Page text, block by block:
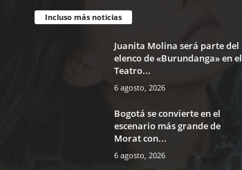
Incluso más noticias
Juanita Molina será parte del
elenco de «Burundanga» en el
Teatro...
6 agosto, 2026
Bogotá se convierte en el
escenario más grande de
Morat con...
6 agosto, 2026